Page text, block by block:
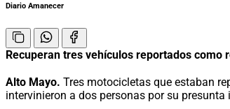
Diario Amanecer
Recuperan tres vehículos reportados como
Alto Mayo. Tres motocicletas que estaban
intervinieron a dos personas por su